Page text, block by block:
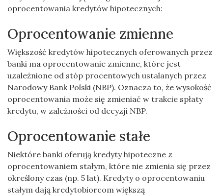
oprocentowania kredytów hipotecznych:
Oprocentowanie zmienne
Większość kredytów hipotecznych oferowanych przez
banki ma oprocentowanie zmienne, które jest
uzależnione od stóp procentowych ustalanych przez
Narodowy Bank Polski (NBP). Oznacza to, że wysokość
oprocentowania może się zmieniać w trakcie spłaty
kredytu, w zależności od decyzji NBP.
Oprocentowanie stałe
Niektóre banki oferują kredyty hipoteczne z
oprocentowaniem stałym, które nie zmienia się przez
określony czas (np. 5 lat). Kredyty o oprocentowaniu
stałym dają kredytobiorcom większą